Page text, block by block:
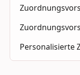
Personalisierte